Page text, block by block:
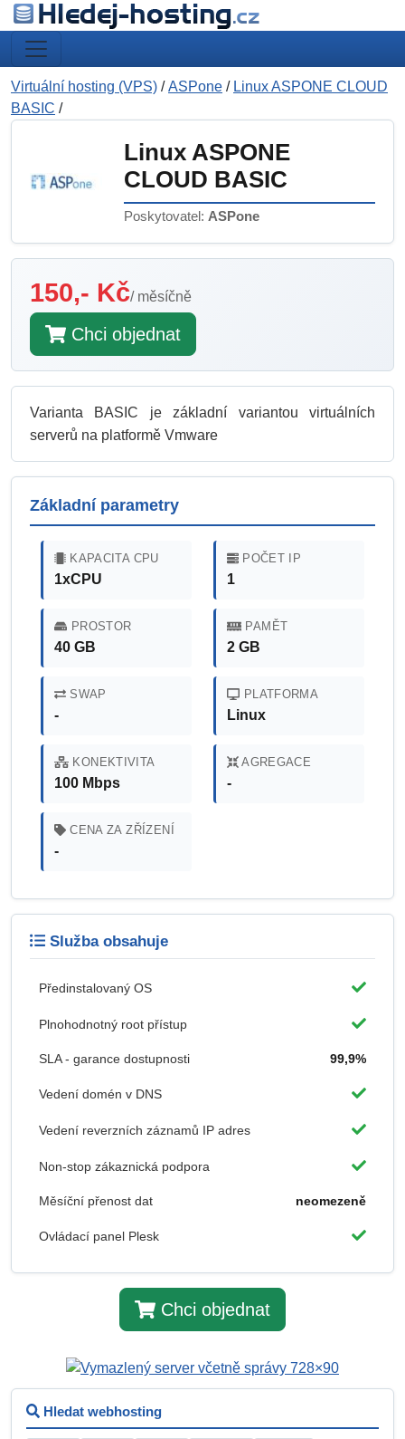
Virtuální hosting (VPS) /ASPone / Linux ASPONE CLOUD
BASIC /
Linux ASPONE
CLOUD BASIC
Poskytovatel: ASPone
150,- Kč/ měsíčně
Chci objednat
Varianta BASIC je základní variantou virtuálních
serverů na platformě Vmware
Základní parametry
KAPACITA CPU
1xCPU
POČET IP
1
PROSTOR
40 GB
PAMĚT
2 GB
SWAP
-
PLATFORMA
Linux
KONEKTIVITA
100 Mbps
AGREGACE
-
CENA ZA ZŘÍZENÍ
-
Služba obsahuje
Předinstalovaný OS
Plnohodnotný root přístup
SLA - garance dostupnosti 99,9%
Vedení domén v DNS
Vedení reverzních záznamů IP adres
Non-stop zákaznická podpora
Měsíční přenost dat neomezeně
Ovládací panel Plesk
Chci objednat
Hledat webhosting